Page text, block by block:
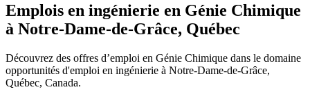
Emplois en ingénierie en Génie Chimique
à Notre-Dame-de-Grâce, Québec
Découvrez des offres d’emploi en Génie Chimique dans le domaine
opportunités d'emploi en ingénierie à Notre-Dame-de-Grâce,
Québec, Canada.